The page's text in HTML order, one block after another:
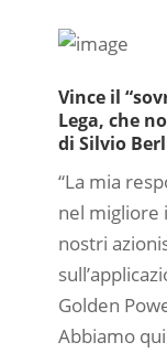
Vince il
Lega, che
di Silvio
“La mia
nel migliore
nostri
Golden
Abbiamo